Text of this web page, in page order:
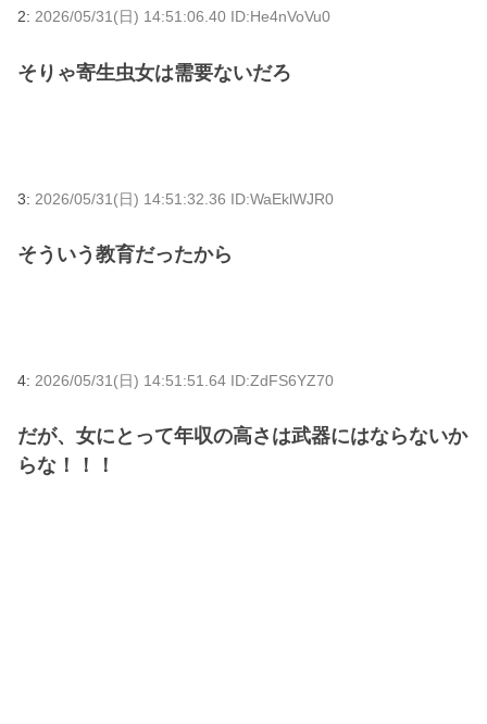
2: 2026/05/31(日) 14:51:06.40 ID:He4nVoVu0
そりゃ寄生虫女は需要ないだろ
3: 2026/05/31(日) 14:51:32.36 ID:WaEklWJR0
そういう教育だったから
4: 2026/05/31(日) 14:51:51.64 ID:ZdFS6YZ70
だが、女にとって年収の高さは武器にはならないか
らな！！！